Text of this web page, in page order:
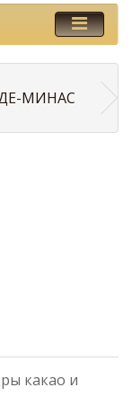
МИНАС
какао и